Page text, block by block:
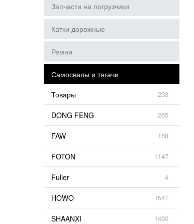
Запчасти на погрузчики
Катки дорожные
Ремни
Самосвалы и тягачи
Товары
238
DONG FENG 265
FAW 168
FOTON 1147
Fuller 4
HOWO 1547
SHAANXI 1490